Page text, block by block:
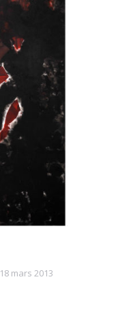
18 mars 2013